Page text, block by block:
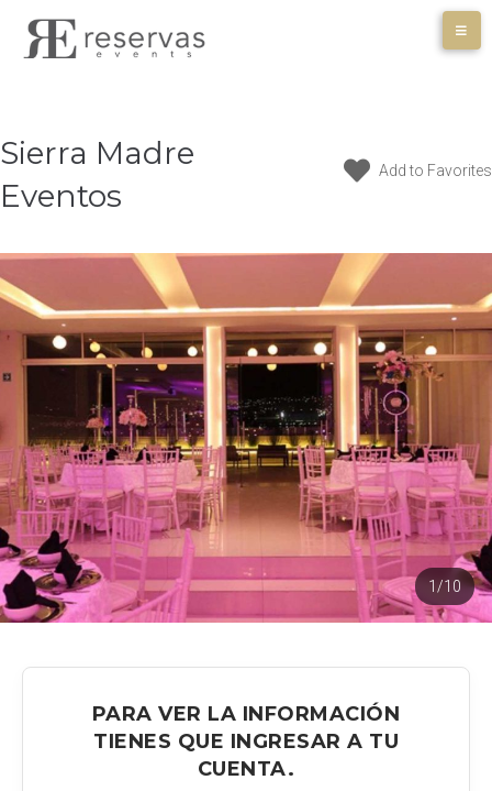
Sierra Madre
Eventos
Add to Favorites
1/10
PARA VER LA INFORMACIÓN
TIENES QUE INGRESAR A TU
CUENTA.